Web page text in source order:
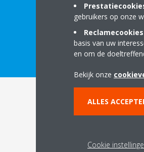
DOWNLOAD DE
gebruikers op onze
basis van uw
en om de
Bekijk onze
ALLES
Cookie